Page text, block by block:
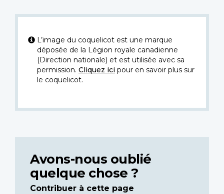
L’image du coquelicot est une marque
déposée de la Légion royale canadienne
(Direction nationale) et est utilisée avec sa
permission. Cliquez icipour en savoir plus sur
le coquelicot.
Avons-nous oublié
quelque chose ?
Contribuer à cette page